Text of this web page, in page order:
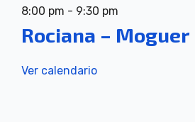
8:00 pm - 9:30 pm
Rociana – Moguer
Ver calendario